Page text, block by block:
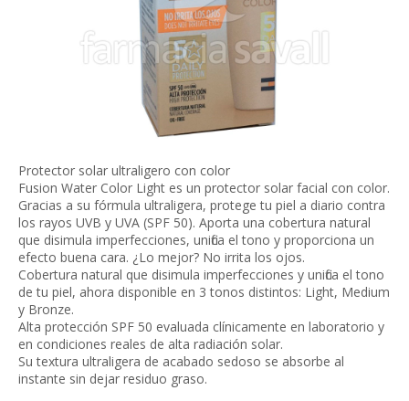
Protector solar ultraligero con color
Fusion Water Color Light es un protector solar facial con color.
Gracias a su fórmula ultraligera, protege tu piel a diario contra
los rayos UVB y UVA (SPF 50). Aporta una cobertura natural
que disimula imperfecciones, unifica el tono y proporciona un
efecto buena cara. ¿Lo mejor? No irrita los ojos.
Cobertura natural que disimula imperfecciones y unifica el tono
de tu piel, ahora disponible en 3 tonos distintos: Light, Medium
y Bronze.
Alta protección SPF 50 evaluada clínicamente en laboratorio y
en condiciones reales de alta radiación solar.
Su textura ultraligera de acabado sedoso se absorbe al
instante sin dejar residuo graso.